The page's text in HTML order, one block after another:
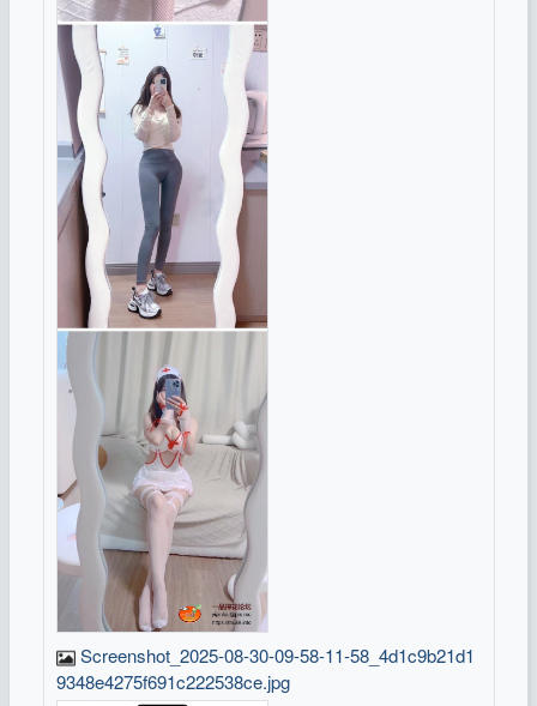
Screenshot_2025-08-30-09-58-11-58_4d1c9b21d1
9348e4275f691c222538ce.jpg